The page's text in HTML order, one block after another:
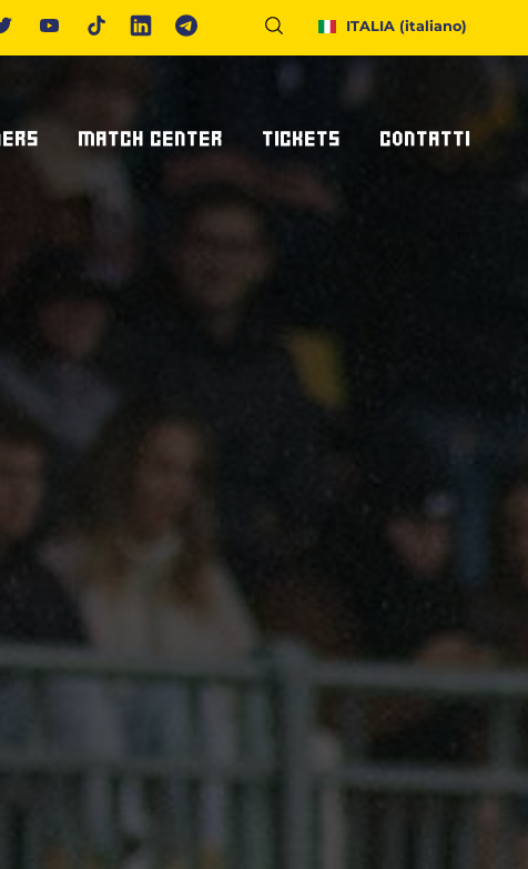
ITALIA (italiano)
MATCH CENTER
Calendario E Risultati
TICKETS CONTATTI
Alloggiare A Parma